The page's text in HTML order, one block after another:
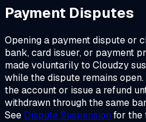
Payment Disputes
Opening a payment dispute or
bank, card issuer, or payment
made voluntarily to Cloudzy
while the dispute remains
the account or issue a refund
withdrawn through the same
See Dispute Suspension for the